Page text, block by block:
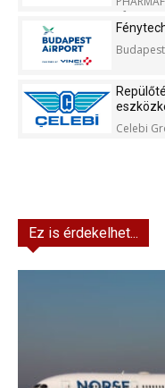
Kft.
Celebi
Ez is érdekelhet...